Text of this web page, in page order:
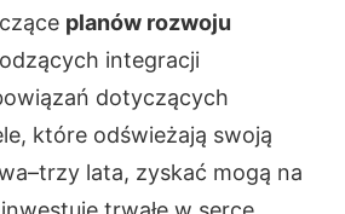
planów rozwoju
integracji
dotyczących
które odświeżają swoją
lata, zyskać mogą na